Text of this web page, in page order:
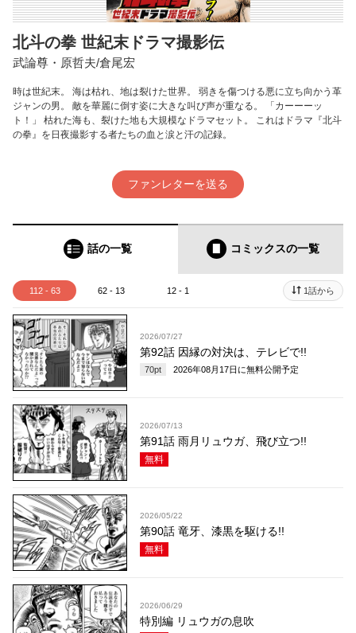
北斗の拳 世紀末ドラマ撮影伝
武論尊・原哲夫/倉尾宏
時は世紀末。 海は枯れ、地は裂けた世界。 弱きを傷つける悪に立ち向かう革
ジャンの男。 敵を華麗に倒す姿に大きな叫び声が重なる。 「カーーーッ
ト！」 枯れた海も、裂けた地も大規模なドラマセット。 これはドラマ『北斗
の拳』を日夜撮影する者たちの血と涙と汗の記録。
ファンレターを送る
話の一覧 コミックスの一覧
112 - 63 62 - 13 12 - 1 1話から
2026/07/27
第92話 因縁の対決は、テレビで!!
70pt 2026年08月17日 に無料公開予定
2026/07/13
第91話 雨月リュウガ、飛び立つ!!
無料
2026/05/22
第90話 竜牙、漆黒を駆ける!!
無料
2026/06/29
特別編 リュウガの息吹